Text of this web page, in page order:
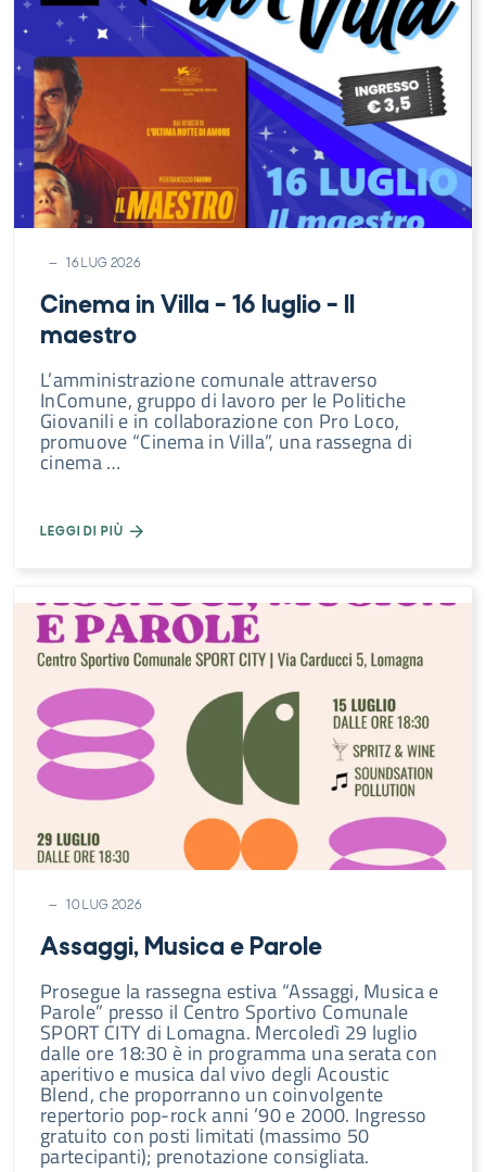
16 LUG 2026
Cinema in Villa – 16 luglio – Il
maestro
L’amministrazione comunale attraverso
InComune, gruppo di lavoro per le Politiche
Giovanili e in collaborazione con Pro Loco,
promuove “Cinema in Villa”, una rassegna di
cinema …
LEGGI DI PIÙ
10 LUG 2026
Assaggi, Musica e Parole
Prosegue la rassegna estiva “Assaggi, Musica e
Parole” presso il Centro Sportivo Comunale
SPORT CITY di Lomagna. Mercoledì 29 luglio
dalle ore 18:30 è in programma una serata con
aperitivo e musica dal vivo degli Acoustic
Blend, che proporranno un coinvolgente
repertorio pop-rock anni ’90 e 2000. Ingresso
gratuito con posti limitati (massimo 50
partecipanti); prenotazione consigliata.